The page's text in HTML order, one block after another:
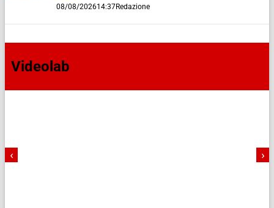
08/08/202614:37Redazione
Videolab
‹ ›